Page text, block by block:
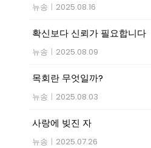
뉴송 | 2025.08.16
확신보다 신뢰가 필요합니다
뉴송 | 2025.08.09
목회란 무엇일까?
뉴송 | 2025.08.03
사랑에 빚진 자
뉴송 | 2025.07.26